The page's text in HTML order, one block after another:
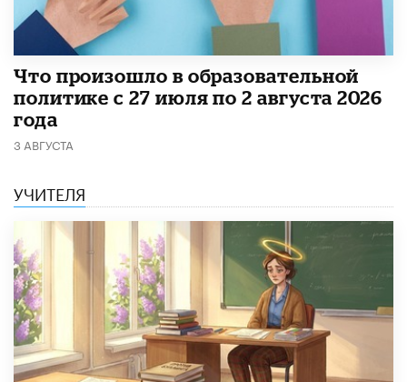
​Что произошло в образовательной
политике с 27 июля по 2 августа 2026
года
3 АВГУСТА
УЧИТЕЛЯ